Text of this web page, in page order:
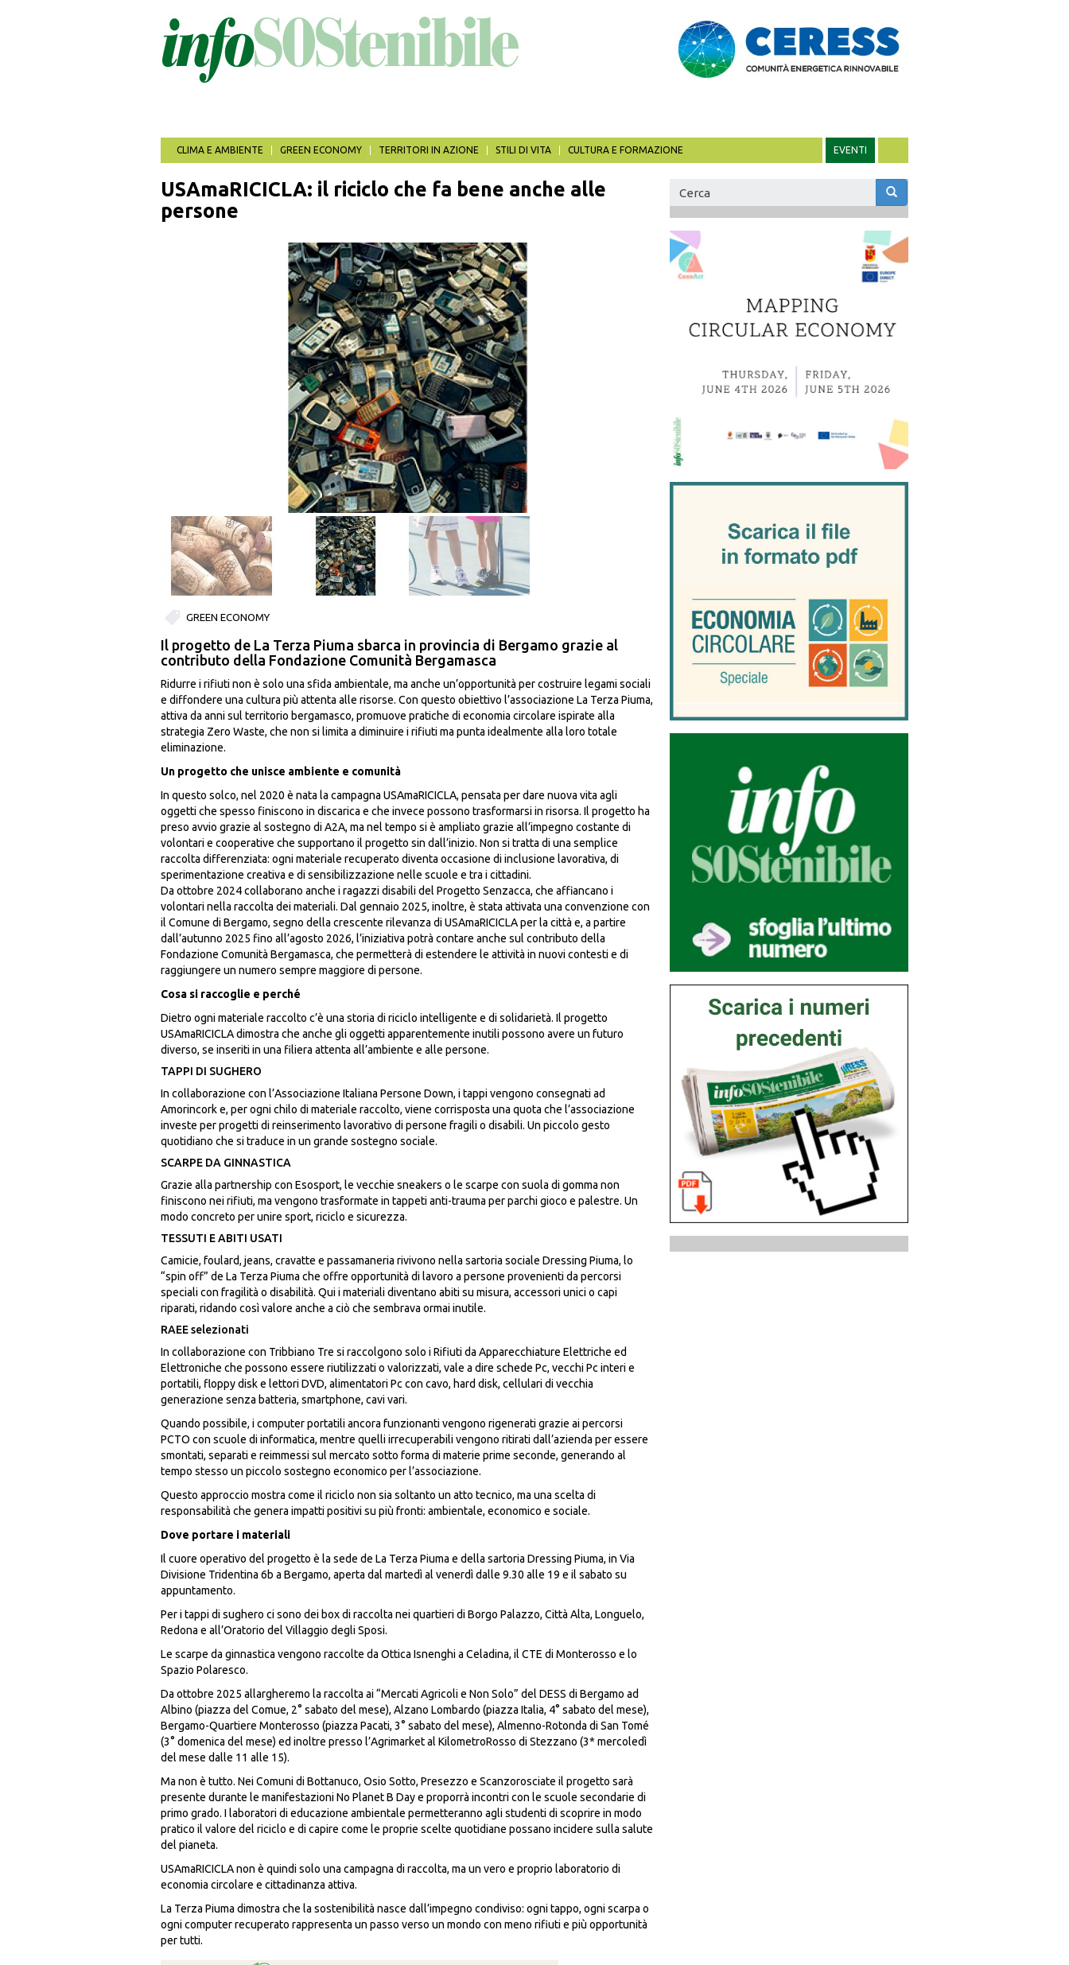
CLIMA E AMBIENTE GREEN ECONOMY TERRITORI IN AZIONE STILI DI VITA CULTURA E FORMAZIONE EVENTI
USAmaRICICLA: il riciclo che fa bene anche alle
persone
GREEN ECONOMY
Il progetto de La Terza Piuma sbarca in provincia di Bergamo grazie al
contributo della Fondazione Comunità Bergamasca
Ridurre i rifiuti non è solo una sfida ambientale, ma anche un’opportunità per costruire legami sociali
e diffondere una cultura più attenta alle risorse. Con questo obiettivo l’associazione La Terza Piuma,
attiva da anni sul territorio bergamasco, promuove pratiche di economia circolare ispirate alla
strategia Zero Waste, che non si limita a diminuire i rifiuti ma punta idealmente alla loro totale
eliminazione.
Un progetto che unisce ambiente e comunità
In questo solco, nel 2020 è nata la campagna USAmaRICICLA, pensata per dare nuova vita agli
oggetti che spesso finiscono in discarica e che invece possono trasformarsi in risorsa. Il progetto ha
preso avvio grazie al sostegno di A2A, ma nel tempo si è ampliato grazie all’impegno costante di
volontari e cooperative che supportano il progetto sin dall’inizio. Non si tratta di una semplice
raccolta differenziata: ogni materiale recuperato diventa occasione di inclusione lavorativa, di
sperimentazione creativa e di sensibilizzazione nelle scuole e tra i cittadini.
Da ottobre 2024 collaborano anche i ragazzi disabili del Progetto Senzacca, che affiancano i
volontari nella raccolta dei materiali. Dal gennaio 2025, inoltre, è stata attivata una convenzione con
il Comune di Bergamo, segno della crescente rilevanza di USAmaRICICLA per la città e, a partire
dall’autunno 2025 fino all’agosto 2026, l’iniziativa potrà contare anche sul contributo della
Fondazione Comunità Bergamasca, che permetterà di estendere le attività in nuovi contesti e di
raggiungere un numero sempre maggiore di persone.
Cosa si raccoglie e perché
Dietro ogni materiale raccolto c’è una storia di riciclo intelligente e di solidarietà. Il progetto
USAmaRICICLA dimostra che anche gli oggetti apparentemente inutili possono avere un futuro
diverso, se inseriti in una filiera attenta all’ambiente e alle persone.
TAPPI DI SUGHERO
In collaborazione con l’Associazione Italiana Persone Down, i tappi vengono consegnati ad
Amorincork e, per ogni chilo di materiale raccolto, viene corrisposta una quota che l’associazione
investe per progetti di reinserimento lavorativo di persone fragili o disabili. Un piccolo gesto
quotidiano che si traduce in un grande sostegno sociale.
SCARPE DA GINNASTICA
Grazie alla partnership con Esosport, le vecchie sneakers o le scarpe con suola di gomma non
finiscono nei rifiuti, ma vengono trasformate in tappeti anti-trauma per parchi gioco e palestre. Un
modo concreto per unire sport, riciclo e sicurezza.
TESSUTI E ABITI USATI
Camicie, foulard, jeans, cravatte e passamaneria rivivono nella sartoria sociale Dressing Piuma, lo
“spin off” de La Terza Piuma che offre opportunità di lavoro a persone provenienti da percorsi
speciali con fragilità o disabilità. Qui i materiali diventano abiti su misura, accessori unici o capi
riparati, ridando così valore anche a ciò che sembrava ormai inutile.
RAEE selezionati
In collaborazione con Tribbiano Tre si raccolgono solo i Rifiuti da Apparecchiature Elettriche ed
Elettroniche che possono essere riutilizzati o valorizzati, vale a dire schede Pc, vecchi Pc interi e
portatili, floppy disk e lettori DVD, alimentatori Pc con cavo, hard disk, cellulari di vecchia
generazione senza batteria, smartphone, cavi vari.
Quando possibile, i computer portatili ancora funzionanti vengono rigenerati grazie ai percorsi
PCTO con scuole di informatica, mentre quelli irrecuperabili vengono ritirati dall’azienda per essere
smontati, separati e reimmessi sul mercato sotto forma di materie prime seconde, generando al
tempo stesso un piccolo sostegno economico per l’associazione.
Questo approccio mostra come il riciclo non sia soltanto un atto tecnico, ma una scelta di
responsabilità che genera impatti positivi su più fronti: ambientale, economico e sociale.
Dove portare i materiali
Il cuore operativo del progetto è la sede de La Terza Piuma e della sartoria Dressing Piuma, in Via
Divisione Tridentina 6b a Bergamo, aperta dal martedì al venerdì dalle 9.30 alle 19 e il sabato su
appuntamento.
Per i tappi di sughero ci sono dei box di raccolta nei quartieri di Borgo Palazzo, Città Alta, Longuelo,
Redona e all’Oratorio del Villaggio degli Sposi.
Le scarpe da ginnastica vengono raccolte da Ottica Isnenghi a Celadina, il CTE di Monterosso e lo
Spazio Polaresco.
Da ottobre 2025 allargheremo la raccolta ai “Mercati Agricoli e Non Solo” del DESS di Bergamo ad
Albino (piazza del Comue, 2° sabato del mese), Alzano Lombardo (piazza Italia, 4° sabato del mese),
Bergamo-Quartiere Monterosso (piazza Pacati, 3° sabato del mese), Almenno-Rotonda di San Tomé
(3° domenica del mese) ed inoltre presso l’Agrimarket al KilometroRosso di Stezzano (3* mercoledì
del mese dalle 11 alle 15).
Ma non è tutto. Nei Comuni di Bottanuco, Osio Sotto, Presezzo e Scanzorosciate il progetto sarà
presente durante le manifestazioni No Planet B Day e proporrà incontri con le scuole secondarie di
primo grado. I laboratori di educazione ambientale permetteranno agli studenti di scoprire in modo
pratico il valore del riciclo e di capire come le proprie scelte quotidiane possano incidere sulla salute
del pianeta.
USAmaRICICLA non è quindi solo una campagna di raccolta, ma un vero e proprio laboratorio di
economia circolare e cittadinanza attiva.
La Terza Piuma dimostra che la sostenibilità nasce dall’impegno condiviso: ogni tappo, ogni scarpa o
ogni computer recuperato rappresenta un passo verso un mondo con meno rifiuti e più opportunità
per tutti.
Form
di
ricerca